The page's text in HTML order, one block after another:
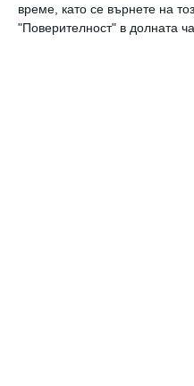
време, като се върнете на
"Поверителност" в долната
„Тийнейджърът иска